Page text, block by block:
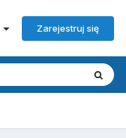
Zarejestruj się